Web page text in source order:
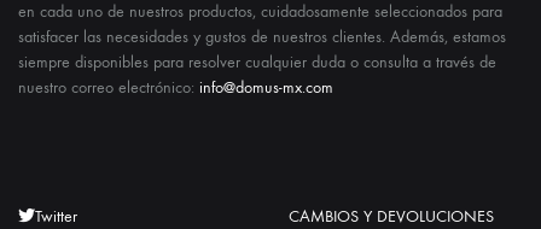
en cada uno de nuestros productos, cuidadosamente seleccionados para
satisfacer las necesidades y gustos de nuestros clientes. Además, estamos
siempre disponibles para resolver cualquier duda o consulta a través de
nuestro correo electrónico: info@domus-mx.com
Twitter CAMBIOS Y DEVOLUCIONES